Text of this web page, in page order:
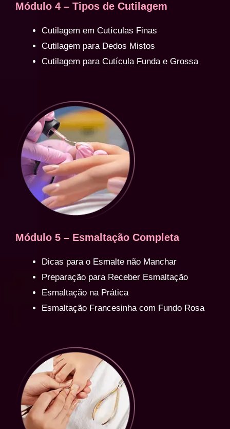
Módulo 4 – Tipos de Cutilagem
Cutilagem em Cutículas Finas
Cutilagem para Dedos Mistos
Cutilagem para Cutícula Funda e Grossa
Módulo 5 – Esmaltação Completa
Dicas para o Esmalte não Manchar
Preparação para Receber Esmaltação
Esmaltação na Prática
Esmaltação Francesinha com Fundo Rosa